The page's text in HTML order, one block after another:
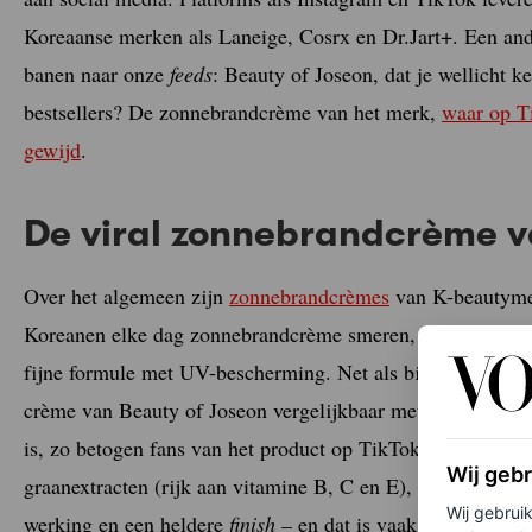
Koreaanse merken als Laneige, Cosrx en Dr.Jart+. Een
banen naar onze feeds: Beauty of Joseon, dat je wellicht
bestsellers? De zonnebrandcrème van het merk, waar op
gewijd.
De viral zonnebrandcrème
Over het algemeen zijn zonnebrandcrèmes van K-
Koreanen elke dag zonnebrandcrème smeren, waardoor
fijne formule met UV-bescherming. Net als bij veel andere
crème van Beauty of Joseon vergelijkbaar met die van
is, zo betogen fans van het product op TikTok. Kortom,
graanextracten (rijk aan vitamine B, C en E), groene thee
werking en een heldere finish – en dat is vaak anders bij
Wij
Wij